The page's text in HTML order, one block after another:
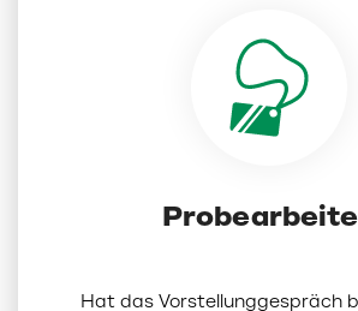
Hat das Vorstellunggespräch